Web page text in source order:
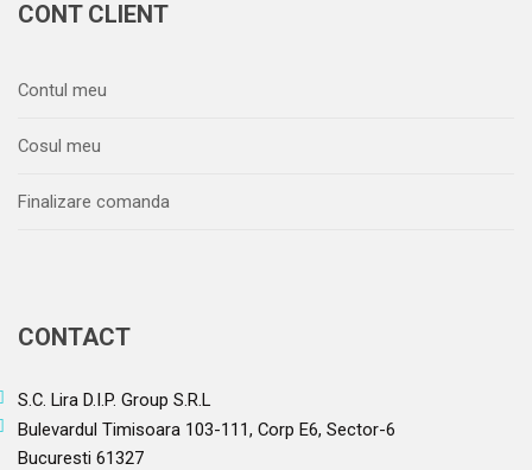
CONT CLIENT
Contul meu
Cosul meu
Finalizare comanda
CONTACT
S.C. Lira D.I.P. Group S.R.L
Bulevardul Timisoara 103-111, Corp E6, Sector-6
Bucuresti 61327